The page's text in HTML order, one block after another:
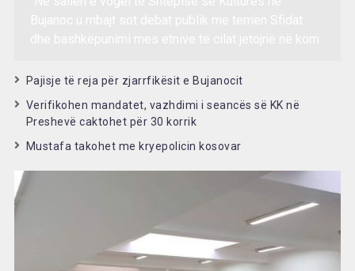
Pajisje të reja për zjarrfikësit e Bujanocit
Verifikohen mandatet, vazhdimi i seancës së KK në
Preshevë caktohet për 30 korrik
Mustafa takohet me kryepolicin kosovar